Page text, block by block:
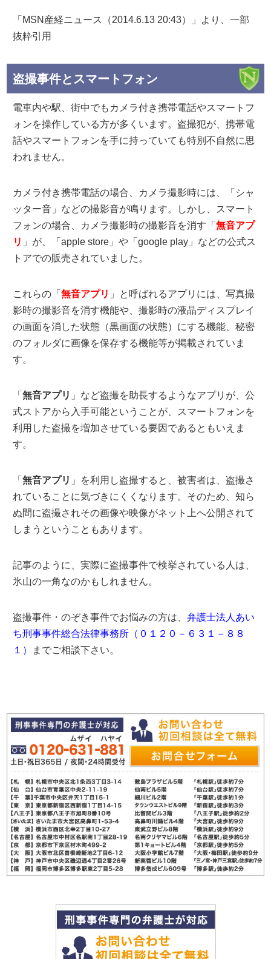
「MSN産経ニュース（2014.6.13 20:43）」より、一部
抜粋引用
盗撮事件とスマートフォン
電車内や駅、街中でもカメラ付き携帯電話やスマートフ
ォンを操作している方が多くいます。盗撮犯が、携帯電
話やスマートフォンを手に持っていても特別不自然に思
われません。
カメラ付き携帯電話の場合、カメラ撮影時には、「シャ
ッター音」などの撮影音が鳴ります。しかし、スマート
フォンの場合、カメラ撮影時の撮影音を消す「無音アプ
リ 」が、「apple store」や「google play」などの公式ス
トアでの販売されていました。
これらの「無音アプリ 」と呼ばれるアプリには、写真撮
影時の撮影音を消す機能や、撮影時の液晶ディスプレイ
の画面を消した状態（黒画面の状態）にする機能、秘密
のフォルダに画像を保存する機能等が掲載されていま
す。
「無音アプリ 」など盗撮を助長するようなアプリが、公
式ストアから入手可能ということが、スマートフォンを
利用した盗撮を増加させている要因であるともいえま
す。
「無音アプリ 」を利用し盗撮すると、被害者は、盗撮さ
れていることに気づきにくくなります。そのため、知ら
ぬ間に盗撮されその画像や映像がネット上へ公開されて
しまうということもあります。
記事のように、実際に盗撮事件で検挙されている人は、
氷山の一角なのかもしれません。
盗撮事件・のぞき事件でお悩みの方は、弁護士法人あい
ち刑事事件総合法律事務所（０１２０－６３１－８８
１）
までご相談下さい。